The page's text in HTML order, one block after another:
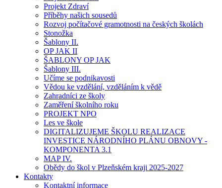
Projekt Zdraví
Příběhy našich sousedů
Rozvoj počítačové gramotnosti na českých školách
Stonožka
Šablony II.
OP JAK II
ŠABLONY OP JAK
Šablony III.
Učíme se podnikavosti
Vědou ke vzdělání, vzděláním k vědě
Zahradníci ze školy
Zaměření školního roku
PROJEKT NPO
Les ve škole
DIGITALIZUJEME ŠKOLU REALIZACE
INVESTICE NÁRODNÍHO PLÁNU OBNOVY -
KOMPONENTA 3.1
MAP IV.
Obědy do škol v Plzeňském kraji 2025-2027
Kontakty
Kontaktní informace